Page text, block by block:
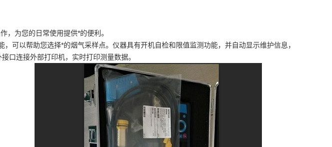
，为您的日常使用提供*的便利。
可以帮助您选择*的烟气采样点。仪器具有开机自检和限值监测功能，并自动显示维护信息，
口连接外部打印机，实时打印测量数据。